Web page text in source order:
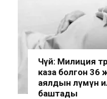
Чүй: Милиция
каза болгон 36
аялдын өлүмүн
баштады